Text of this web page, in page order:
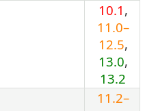
10.1 ,
11.0–
12.5,
13.0,
13.2
11.2–